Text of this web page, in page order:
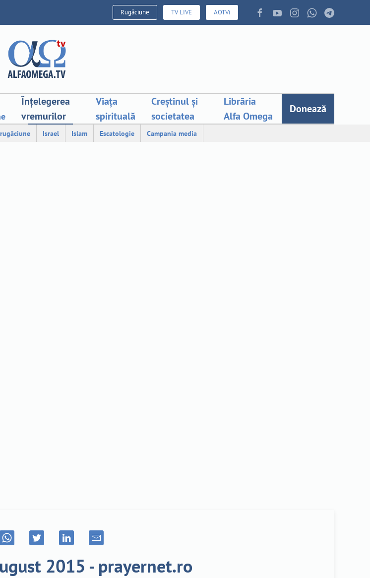
Rugăciune TV LIVE AOTVi
Înțelegerea
vremurilor
Viața
spirituală
Creștinul și
societatea
Librăria
Alfa Omega
Donează
Israel Islam Escatologie Campania media
2015 - prayernet.ro